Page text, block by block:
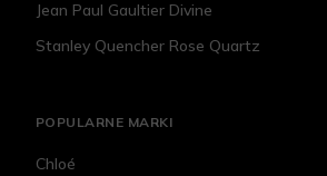
Jean Paul Gaultier Divine
Stanley Quencher Rose Quartz
POPULARNE MARKI
Chloé